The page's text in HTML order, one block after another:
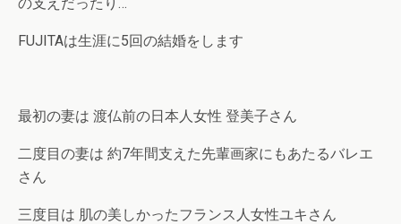
FUJITAは生涯に5回の結婚をします
最初の妻は 渡仏前の日本人女性 登美子さん
二度目の妻は 約7年間支えた先輩画家にもあたるバレエ
さん
三度目は 肌の美しかったフランス人女性ユキさん